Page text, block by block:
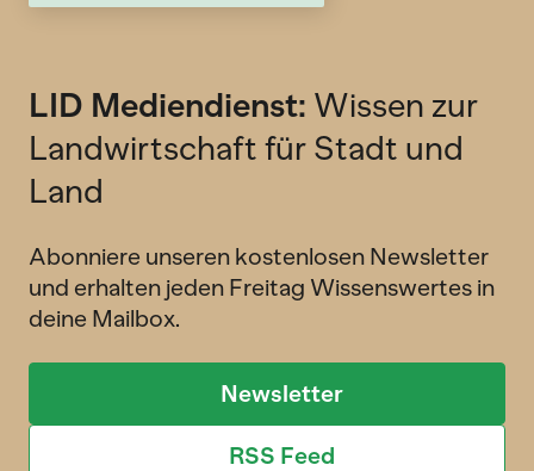
LID Mediendienst: Wissen zur
Landwirtschaft für Stadt und
Land
Abonniere unseren kostenlosen Newsletter
und erhalten jeden Freitag Wissenswertes in
deine Mailbox.
Newsletter
RSS Feed